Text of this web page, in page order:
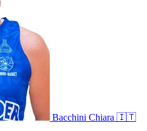
Bacchini Chiara 🇮🇹